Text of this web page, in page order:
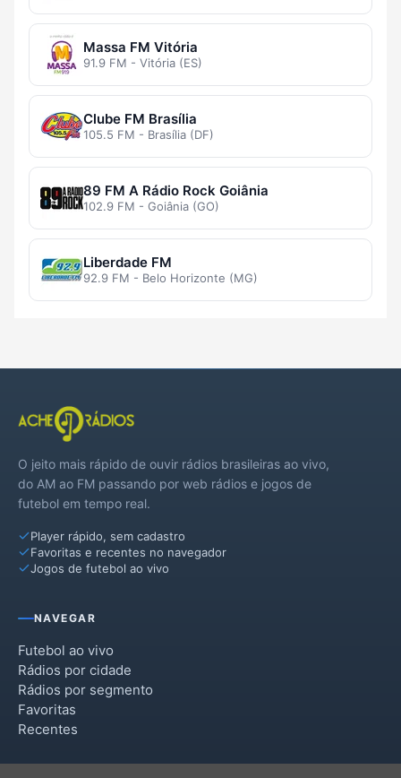
Massa FM Vitória
91.9 FM - Vitória (ES)
Clube FM Brasília
105.5 FM - Brasília (DF)
89 FM A Rádio Rock Goiânia
102.9 FM - Goiânia (GO)
Liberdade FM
92.9 FM - Belo Horizonte (MG)
O jeito mais rápido de ouvir rádios brasileiras ao vivo,
do AM ao FM passando por web rádios e jogos de
futebol em tempo real.
Player rápido, sem cadastro
Favoritas e recentes no navegador
Jogos de futebol ao vivo
NAVEGAR
Futebol ao vivo
Rádios por cidade
Rádios por segmento
Favoritas
Recentes